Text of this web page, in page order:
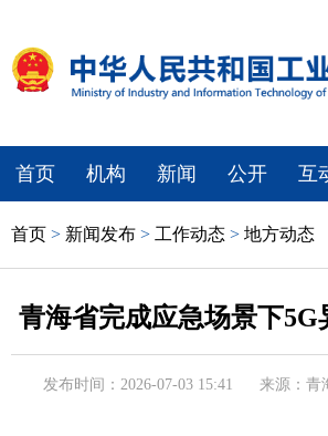
首页 机构 新闻 公开 互
首页 > 新闻发布 > 工作动态 > 地方动态
青海省完成应急场景下5G
发布时间：2026-07-03 15:41 来源：青